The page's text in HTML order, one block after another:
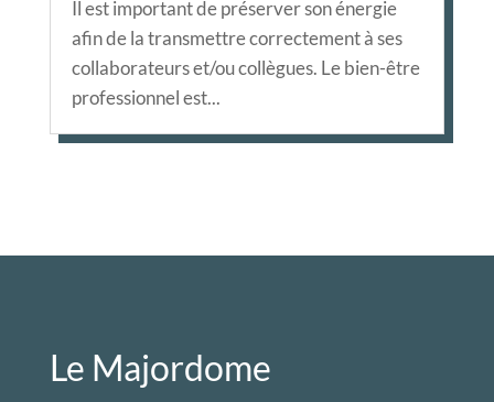
Il est important de préserver son énergie
afin de la transmettre correctement à ses
collaborateurs et/ou collègues. Le bien-être
professionnel est...
Le Majordome